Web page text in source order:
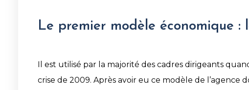
Le premier modèle économique :
Il est utilisé par la majorité des cadres dirigeants
crise de 2009. Après avoir eu ce modèle de l’agence